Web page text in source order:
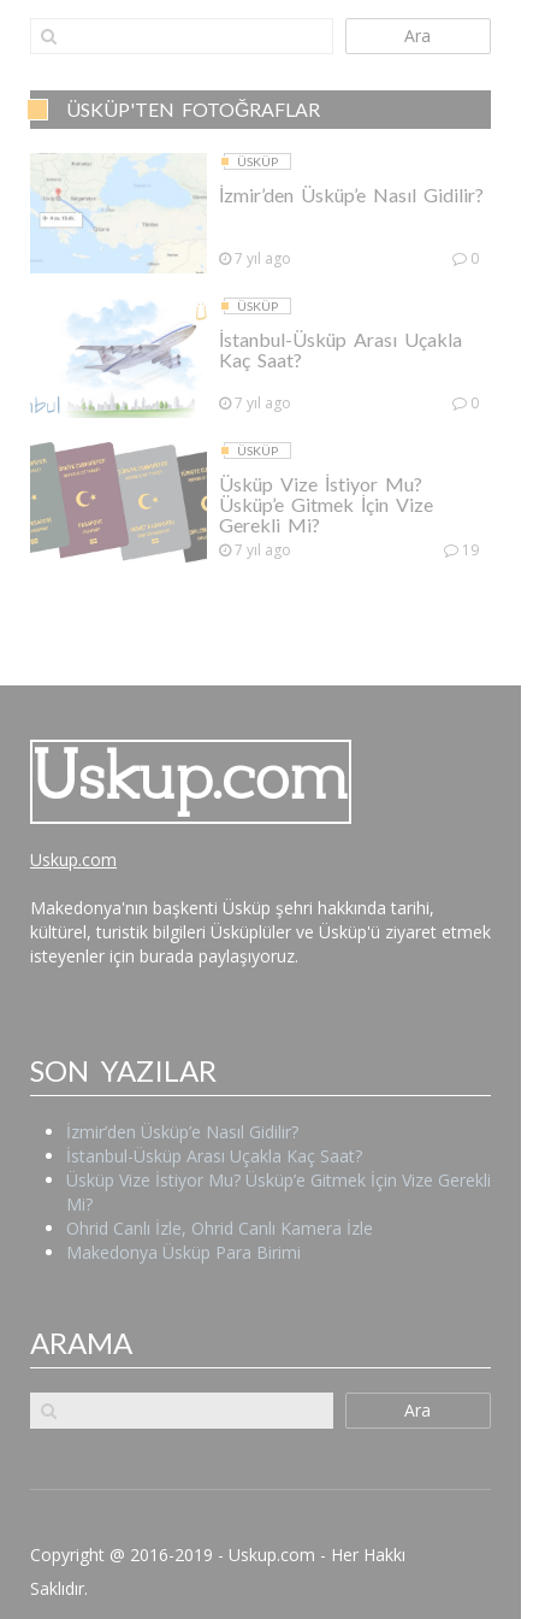
Ara
ÜSKÜP'TEN FOTOĞRAFLAR
ÜSKÜP
İzmir’den Üsküp’e Nasıl Gidilir?
7 yıl ago 0
ÜSKÜP
İstanbul-Üsküp Arası Uçakla
Kaç Saat?
7 yıl ago 0
ÜSKÜP
Üsküp Vize İstiyor Mu?
Üsküp’e Gitmek İçin Vize
Gerekli Mi?
7 yıl ago 19
Uskup.com
Makedonya'nın başkenti Üsküp şehri hakkında tarihi,
kültürel, turistik bilgileri Üsküplüler ve Üsküp'ü ziyaret etmek
isteyenler için burada paylaşıyoruz.
SON YAZILAR
İzmir’den Üsküp’e Nasıl Gidilir?
İstanbul-Üsküp Arası Uçakla Kaç Saat?
Üsküp Vize İstiyor Mu? Üsküp’e Gitmek İçin Vize Gerekli
Mi?
Ohrid Canlı İzle, Ohrid Canlı Kamera İzle
Makedonya Üsküp Para Birimi
ARAMA
Ara
Copyright @ 2016-2019 - Uskup.com - Her Hakkı
Saklıdır.